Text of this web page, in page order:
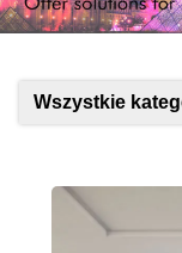
Wszystkie